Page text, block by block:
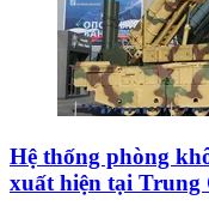
Hệ thống phòng
xuất hiện tại Trung